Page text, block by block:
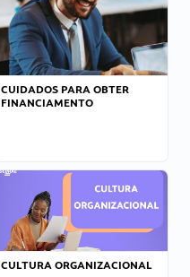
CUIDADOS PARA OBTER
FINANCIAMENTO
CULTURA ORGANIZACIONAL